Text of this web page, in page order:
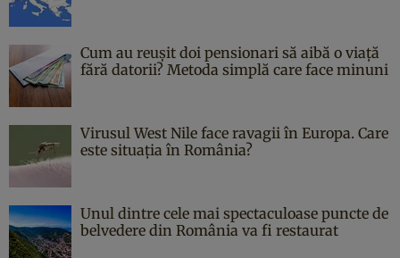
Cum au reușit doi pensionari să aibă o viață
fără datorii? Metoda simplă care face minuni
Virusul West Nile face ravagii în Europa. Care
este situația în România?
Unul dintre cele mai spectaculoase puncte de
belvedere din România va fi restaurat